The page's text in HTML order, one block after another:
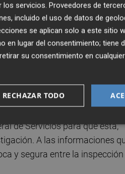
la confidencialidad y el
un enlace en la web de la
de la Conselleria de
gestión de los asuntos
de Servicios para que esta,
A las informaciones
y segura entre la inspección
los servicios. Proveedores de
incluido el uso de datos de
se aplican solo a este sitio
en lugar del consentimiento; tiene
su consentimiento en
RECHAZAR TODO